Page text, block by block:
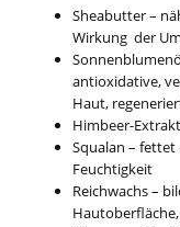
Sheabutter –
Wirkung der
antioxidative,
Haut,
Himbeer-
Squalan –
Feuchtigkeit
Reichwachs –